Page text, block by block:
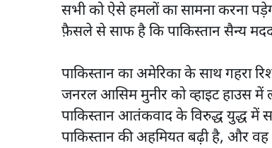
सभी को ऐसे हमलों का सामना करना
फ़ैसले से साफ है कि पाकिस्तान सैन्य
पाकिस्तान का अमेरिका के साथ गहरा
जनरल आसिम मुनीर को व्हाइट हाउस
पाकिस्तान आतंकवाद के विरुद्ध युद्ध में
पाकिस्तान की अहमियत बढ़ी है, और वह